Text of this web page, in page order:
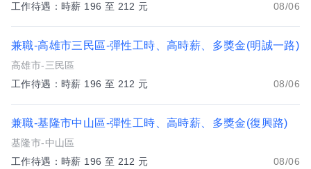
工作待遇：時薪 196 至 212 元
08/06
兼職-高雄市三民區-彈性工時、高時薪、多獎金(明誠一路)
高雄市-三民區
工作待遇：時薪 196 至 212 元
08/06
兼職-基隆市中山區-彈性工時、高時薪、多獎金(復興路)
基隆市-中山區
工作待遇：時薪 196 至 212 元
08/06